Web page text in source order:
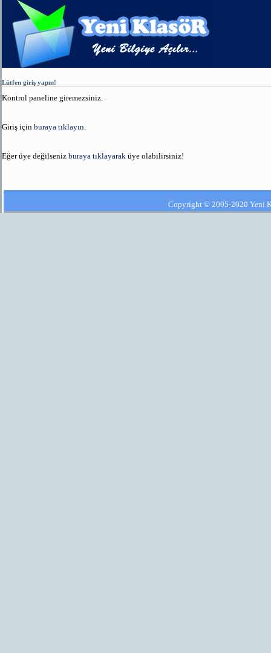
Lütfen giriş yapın!
Kontrol paneline giremezsiniz.
Giriş için buraya tıklayın
Eğer üye değilseniz buraya tıklayarak üye olabilirsiniz!
Copyright © 2005-2020 Yeni